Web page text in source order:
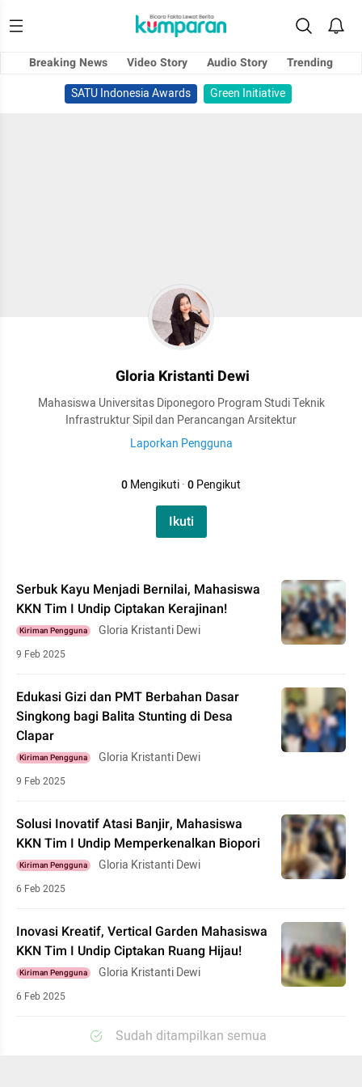
Breaking News Video Story Audio Story
Trending
SATU Indonesia Awards
Green Initiative
Gloria Kristanti Dewi
Mahasiswa Universitas Diponegoro Program Studi Teknik
Infrastruktur Sipil dan Perancangan Arsitektur
Laporkan Pengguna
0Mengikuti·0Pengikut
Ikuti
Serbuk Kayu Menjadi Bernilai, Mahasiswa
KKN Tim I Undip Ciptakan Kerajinan!
Kiriman Pengguna Gloria Kristanti Dewi
9 Feb 2025
Edukasi Gizi dan PMT Berbahan Dasar
Singkong bagi Balita Stunting di Desa
Clapar
Kiriman Pengguna Gloria Kristanti Dewi
9 Feb 2025
Solusi Inovatif Atasi Banjir, Mahasiswa
KKN Tim I Undip Memperkenalkan Biopori
Kiriman Pengguna Gloria Kristanti Dewi
6 Feb 2025
Inovasi Kreatif, Vertical Garden Mahasiswa
KKN Tim I Undip Ciptakan Ruang Hijau!
Kiriman Pengguna Gloria Kristanti Dewi
6 Feb 2025
Sudah ditampilkan semua